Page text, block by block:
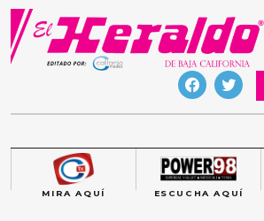
Skip
content
MIRA AQUÍ ESCUCHA AQUÍ